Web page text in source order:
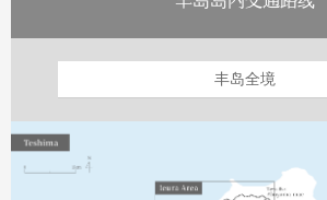
丰岛全境
甲生地区